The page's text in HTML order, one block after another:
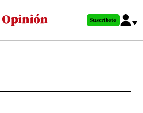
al
principal
Suscríbete